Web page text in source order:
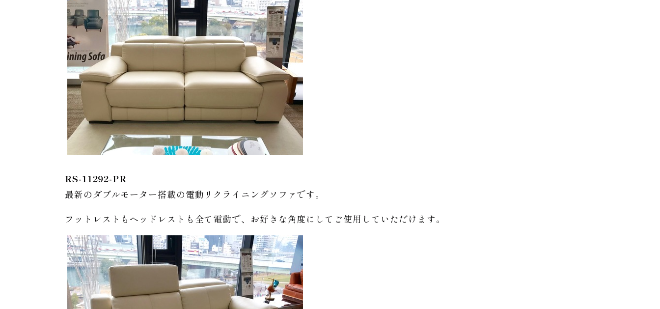
RS-11292-PR
最新のダブルモーター搭載の電動リクライニングソファです。
フットレストもヘッドレストも全て電動で、お好きな角度にしてご使用していただけます。